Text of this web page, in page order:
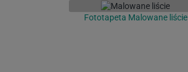
Fototapeta Malowane liście